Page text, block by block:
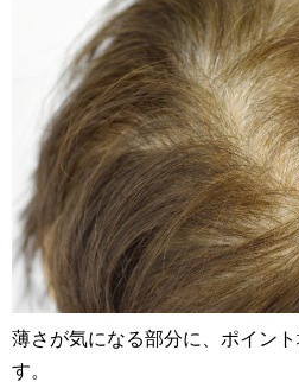
薄さが気になる部分に、ポイン
す。